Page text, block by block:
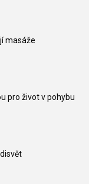
masáže
pro život v pohybu